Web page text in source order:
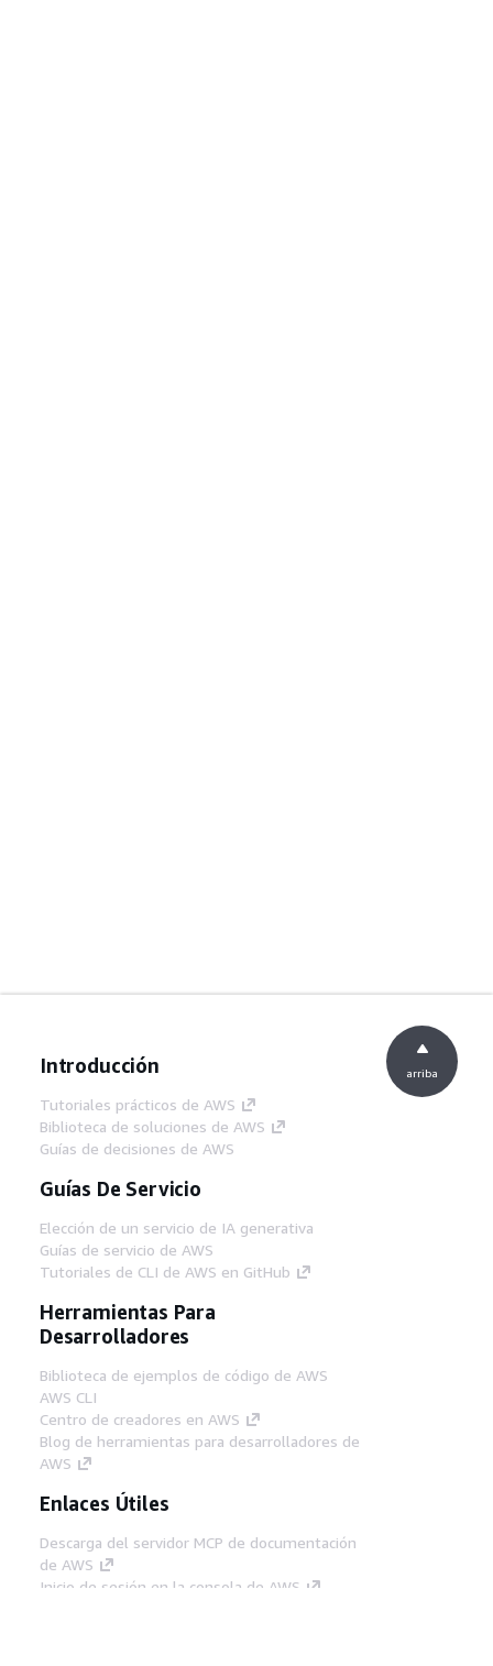
Introducción
Tutoriales prácticos de AWS
Biblioteca de soluciones de AWS
Guías de decisiones de AWS
Guías De Servicio
Elección de un servicio de IA generativa
Guías de servicio de AWS
Tutoriales de CLI de AWS en GitHub
Herramientas Para
Desarrolladores
Biblioteca de ejemplos de código de AWS
AWS CLI
Centro de creadores en AWS
Blog de herramientas para desarrolladores de
AWS
Enlaces Útiles
Descarga del servidor MCP de documentación
de AWS
Inicio de sesión en la consola de AWS
arriba